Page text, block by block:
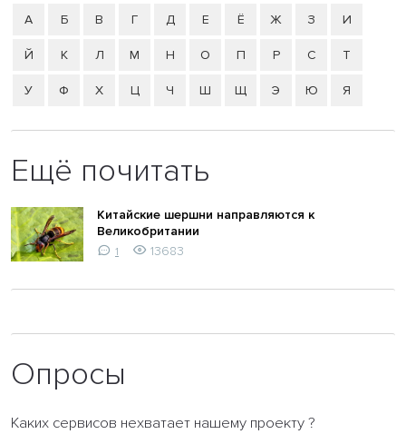
А Б В Г Д Е Ё Ж З И
Й К Л М Н О П Р С Т
У Ф Х Ц Ч Ш Щ Э Ю Я
Ещё почитать
Китайские шершни направляются к
Великобритании
1 13683
Опросы
Каких сервисов нехватает нашему проекту ?